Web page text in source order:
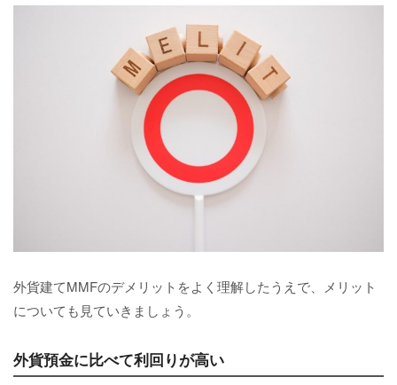
外貨建てMMFのデメリットをよく理解したうえで、メリット
についても見ていきましょう。
外貨預金に比べて利回りが高い